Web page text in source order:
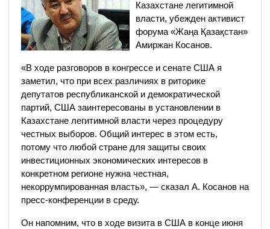
Казахстане легитимной
власти, убежден активист
форума «Жаңа Қазақстан»
Амиржан Косанов.
«В ходе разговоров в конгрессе и сенате США я
заметил, что при всех различиях в риторике
депутатов республиканской и демократической
партий, США заинтересованы в установлении в
Казахстане легитимной власти через процедуру
честных выборов. Общий интерес в этом есть,
потому что любой стране для защиты своих
инвестиционных экономических интересов в
конкретном регионе нужна честная,
некоррумпированная власть», — сказал А. Косанов на
пресс-конференции в среду.
Он напомним, что в ходе визита в США в конце июня